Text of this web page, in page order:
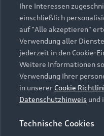
Elektromodelle
Plug-in-Hybride
Gebrauchtwagensuche
Gebrauchtwagen
Finanzierung
Aktionen & Angebote
Geschäftskunden
Saisonale Angebote
Audi Services
Garantie
Audi digital services
myAudi
Support
Kundenservice
Händlersuche
Audi Code
Über Audi
Unternehmen
Karriere
Investor Relations
Ihre Interessen
einschließlich
auf "Alle akzeptieren"
Verwendung aller
jederzeit in den Cookie-
Weitere Informationen
Verwendung Ihrer
in unserer Cookie
Datenschutzhinweis und
Technische Cookies